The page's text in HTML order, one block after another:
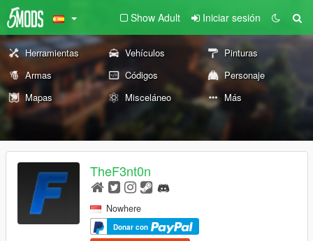
Show Adult Iniciar sesión
Herramientas Vehículos
Pinturas
Armas
Códigos
Personaje
Mapas
Misceláneo Más
TheF3nt0n
Nowhere
Donar con